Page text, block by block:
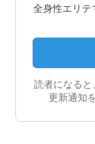
全身性エリテ
読者になると
更新通知